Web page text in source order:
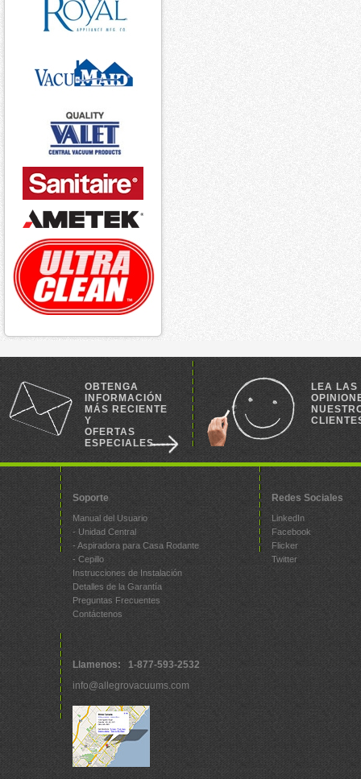
OBTENGA
INFORMACIÓN
MÁS RECIENTE
Y
OFERTAS
ESPECIALES
LEA LAS
Soporte
Manual del Usuario
- Unidad Central
- Aspiradora para Casa Rodante
- Cepillo
Instrucciones de Instalación
Detalles de la Garantía
Preguntas Frecuentes
Contáctenos
Redes Sociales
LinkedIn
Facebook
Flicker
Twitter
Llamenos: 1-877-593-2532
info@allegrovacuums.com